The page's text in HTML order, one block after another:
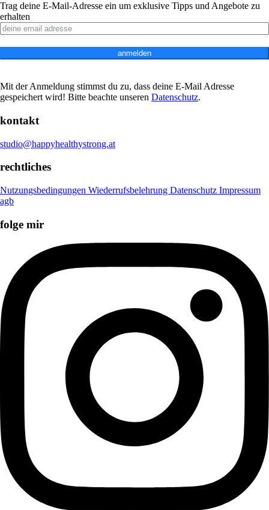
Trag deine E-Mail-Adresse ein um exklusive Tipps und Angebote zu
erhalten
anmelden
Mit der Anmeldung stimmst du zu, dass deine E-Mail Adresse
gespeichert wird! Bitte beachte unseren Datenschutz.
kontakt
studio@happyhealthystrong.at
rechtliches
Nutzungsbedingungen Wiederrufsbelehrung Datenschutz Impressum
agb
folge mir